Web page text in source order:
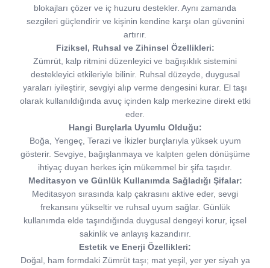
blokajları çözer ve iç huzuru destekler. Aynı zamanda
sezgileri güçlendirir ve kişinin kendine karşı olan güvenini
artırır.
Fiziksel, Ruhsal ve Zihinsel Özellikleri:
Zümrüt, kalp ritmini düzenleyici ve bağışıklık sistemini
destekleyici etkileriyle bilinir. Ruhsal düzeyde, duygusal
yaraları iyileştirir, sevgiyi alıp verme dengesini kurar. El taşı
olarak kullanıldığında avuç içinden kalp merkezine direkt etki
eder.
Hangi Burçlarla Uyumlu Olduğu:
Boğa, Yengeç, Terazi ve İkizler burçlarıyla yüksek uyum
gösterir. Sevgiye, bağışlanmaya ve kalpten gelen dönüşüme
ihtiyaç duyan herkes için mükemmel bir şifa taşıdır.
Meditasyon ve Günlük Kullanımda Sağladığı Şifalar:
Meditasyon sırasında kalp çakrasını aktive eder, sevgi
frekansını yükseltir ve ruhsal uyum sağlar. Günlük
kullanımda elde taşındığında duygusal dengeyi korur, içsel
sakinlik ve anlayış kazandırır.
Estetik ve Enerji Özellikleri:
Doğal, ham formdaki Zümrüt taşı; mat yeşil, yer yer siyah ya